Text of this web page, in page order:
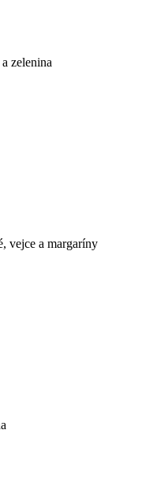
zelenina
vejce a margaríny